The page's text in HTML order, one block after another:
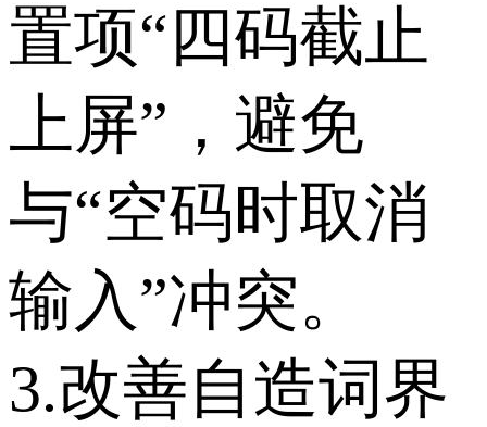
置项“四码截止
上屏”，避免
与“空码时取消
输入”冲突。
3.改善自造词界